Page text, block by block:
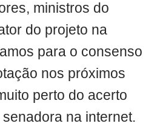
ministros do
do projeto na
para o consenso
nos próximos
perto do acerto
na internet.